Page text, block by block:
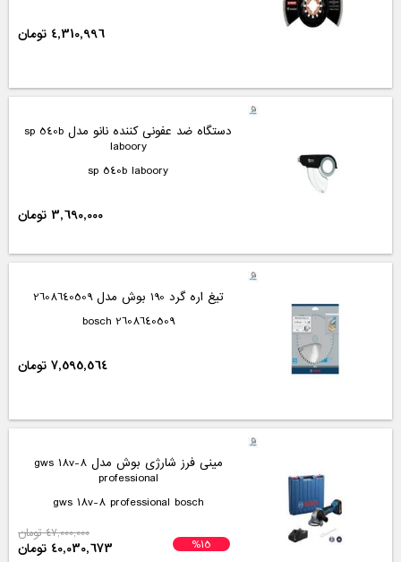
4,310,996 تومان
دستگاه ضد عفونی کننده نانو مدل sp 540b
laboory
sp 540b laboory
3,690,000 تومان
تیغ اره گرد 190 بوش مدل 2608640509
2608640509 bosch
7,595,564 تومان
مینی فرز شارژی بوش مدل gws 18v-8
professional
gws 18v-8 professional bosch
%15
47,000,000 تومان
40,030,673 تومان